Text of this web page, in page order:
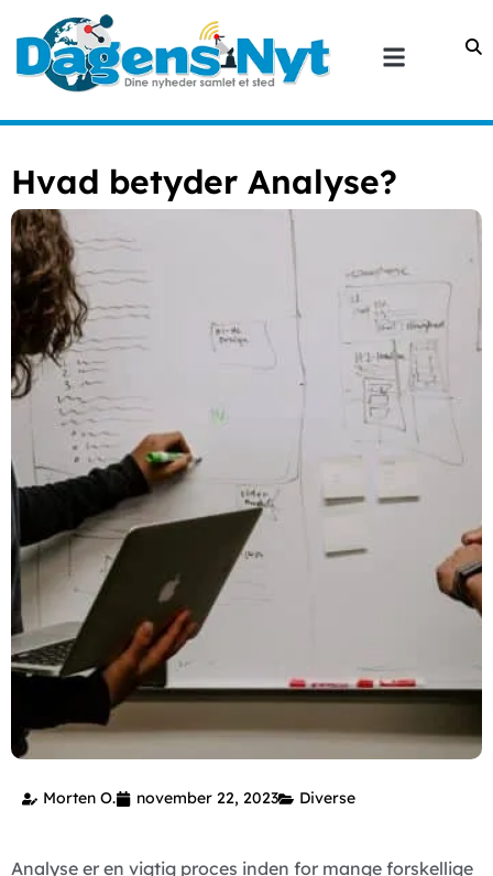
Hvad betyder Analyse?
Morten O. november 22, 2023 Diverse
Analyse er en vigtig proces inden for mange forskellige